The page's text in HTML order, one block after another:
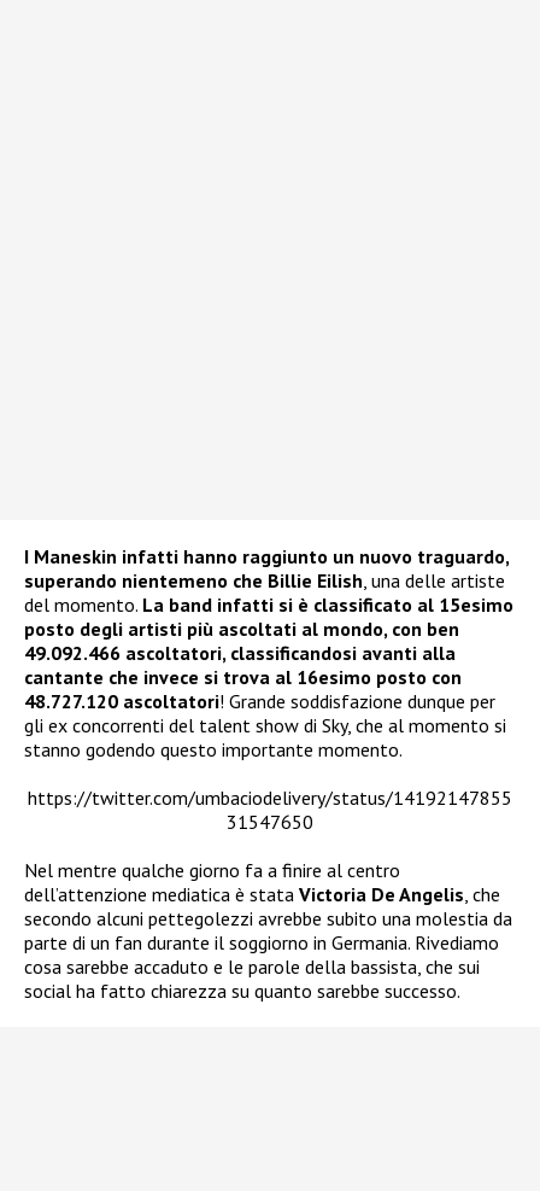
I Maneskin infatti hanno raggiunto un nuovo traguardo,
superando nientemeno che Billie Eilish, una delle artiste
del momento. La band infatti si è classificato al 15esimo
posto degli artisti più ascoltati al mondo, con ben
49.092.466 ascoltatori, classificandosi avanti alla
cantante che invece si trova al 16esimo posto con
48.727.120 ascoltatori! Grande soddisfazione dunque per
gli ex concorrenti del talent show di Sky, che al momento si
stanno godendo questo importante momento.
https://twitter.com/umbaciodelivery/status/14192147855
31547650
Nel mentre qualche giorno fa a finire al centro
dell’attenzione mediatica è stata Victoria De Angelis, che
secondo alcuni pettegolezzi avrebbe subito una molestia da
parte di un fan durante il soggiorno in Germania. Rivediamo
cosa sarebbe accaduto e le parole della bassista, che sui
social ha fatto chiarezza su quanto sarebbe successo.